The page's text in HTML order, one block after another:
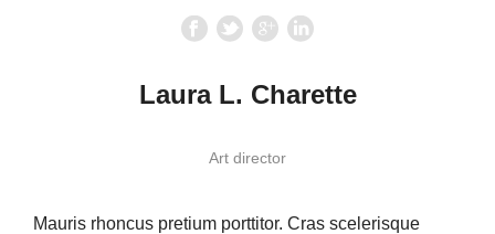
Laura L. Charette
Art director
Mauris rhoncus pretium porttitor. Cras scelerisque